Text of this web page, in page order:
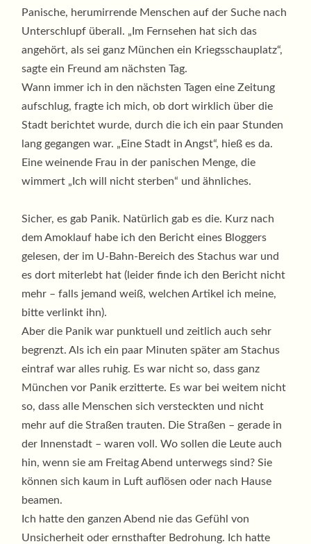
Panische, herumirrende Menschen auf der Suche nach
Unterschlupf überall. „Im Fernsehen hat sich das
angehört, als sei ganz München ein Kriegsschauplatz“,
sagte ein Freund am nächsten Tag.
Wann immer ich in den nächsten Tagen eine Zeitung
aufschlug, fragte ich mich, ob dort wirklich über die
Stadt berichtet wurde, durch die ich ein paar Stunden
lang gegangen war. „Eine Stadt in Angst“, hieß es da.
Eine weinende Frau in der panischen Menge, die
wimmert „Ich will nicht sterben“ und ähnliches.
Sicher, es gab Panik. Natürlich gab es die. Kurz nach
dem Amoklauf habe ich den Bericht eines Bloggers
gelesen, der im U-Bahn-Bereich des Stachus war und
es dort miterlebt hat (leider finde ich den Bericht nicht
mehr – falls jemand weiß, welchen Artikel ich meine,
bitte verlinkt ihn).
Aber die Panik war punktuell und zeitlich auch sehr
begrenzt. Als ich ein paar Minuten später am Stachus
eintraf war alles ruhig. Es war nicht so, dass ganz
München vor Panik erzitterte. Es war bei weitem nicht
so, dass alle Menschen sich versteckten und nicht
mehr auf die Straßen trauten. Die Straßen – gerade in
der Innenstadt – waren voll. Wo sollen die Leute auch
hin, wenn sie am Freitag Abend unterwegs sind? Sie
können sich kaum in Luft auflösen oder nach Hause
beamen.
Ich hatte den ganzen Abend nie das Gefühl von
Unsicherheit oder ernsthafter Bedrohung. Ich hatte